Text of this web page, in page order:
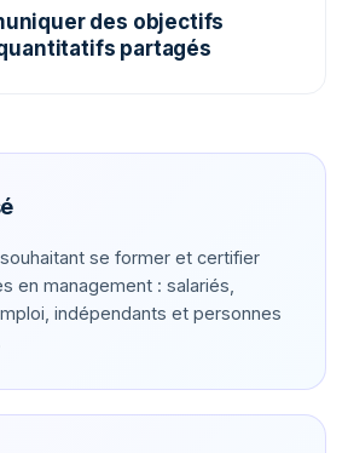
des objectifs
partagés
se former et certifier
en management : salariés,
indépendants et personnes